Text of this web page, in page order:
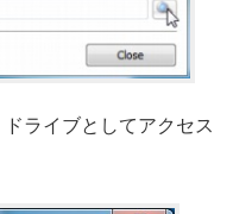
ライブとしてアクセス